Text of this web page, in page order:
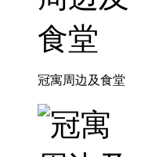
冠寓周边及食堂